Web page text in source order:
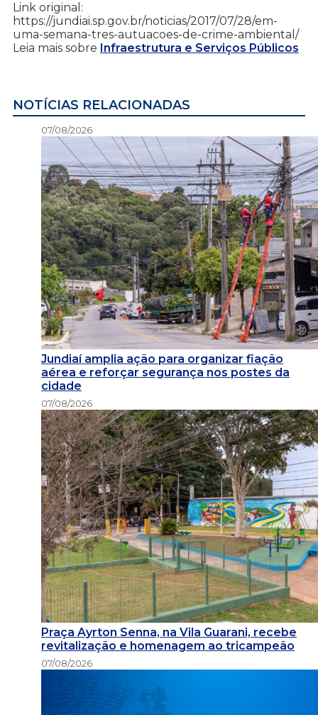
Link original:
https://jundiai.sp.gov.br/noticias/2017/07/28/em-
uma-semana-tres-autuacoes-de-crime-ambiental/
Leia mais sobre Infraestrutura e Serviços Públicos
NOTÍCIAS RELACIONADAS
07/08/2026
Jundiaí amplia ação para organizar fiação
aérea e reforçar segurança nos postes da
cidade
07/08/2026
Praça Ayrton Senna, na Vila Guarani, recebe
revitalização e homenagem ao tricampeão
07/08/2026